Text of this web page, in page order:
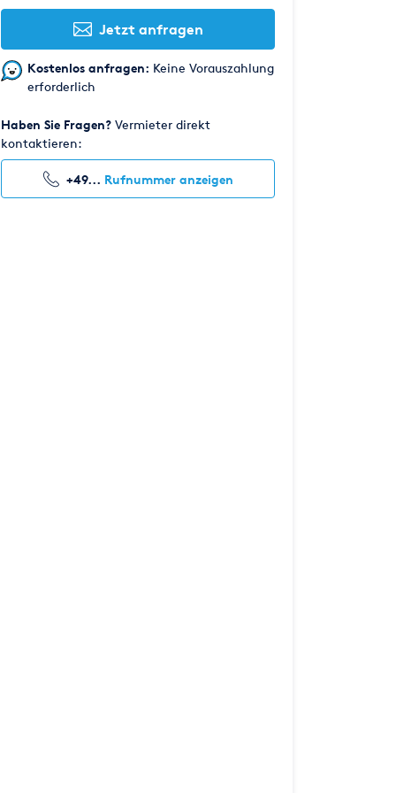
Jetzt anfragen
Kostenlos anfragen: Keine Vorauszahlung
erforderlich
Haben Sie Fragen? Vermieter direkt
kontaktieren:
+49... Rufnummer anzeigen